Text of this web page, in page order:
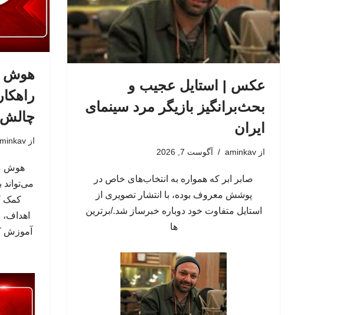
عکس | استایل عجیب و
بحث‌برانگیز بازیگر مرد سینمای
ایران
از aminkav آگوست 7, 2026
صابر ابر که همواره به انتخاب‌های خاص در
پوشش معروف بوده، با انتشار تصویری از
استایل متفاوت خود دوباره خبرساز شد./برترین
ها
هوش
از
هوش
کمک
آموزش